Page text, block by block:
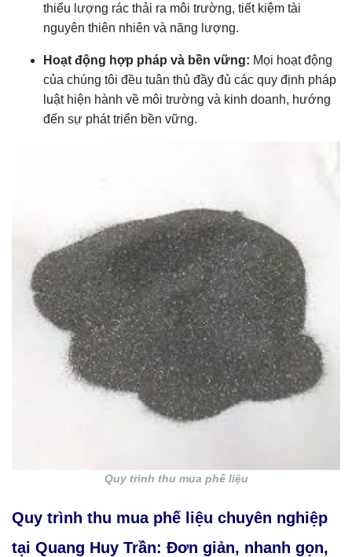
thiểu lượng rác thải ra môi trường, tiết kiệm tài
nguyên thiên nhiên và năng lượng.
Hoạt động hợp pháp và bền vững: Mọi hoạt động
của chúng tôi đều tuân thủ đầy đủ các quy định pháp
luật hiện hành về môi trường và kinh doanh, hướng
đến sự phát triển bền vững.
Quy trình thu mua phế liệu
Quy trình thu mua phế liệu chuyên nghiệp
tại Quang Huy Trần: Đơn giản, nhanh gọn,